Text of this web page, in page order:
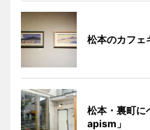
松本のカフェ
松本・裏町に
apism」